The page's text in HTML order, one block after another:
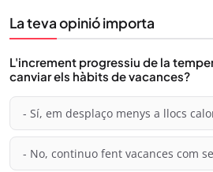
La teva opinió importa
L'increment progressiu de la
canviar els hàbits de vacances?
- Sí, em desplaço menys a llocs
- No, continuo fent vacances com